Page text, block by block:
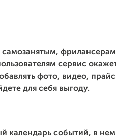
самозанятым,
сервис
фото, видео,
для себя выгоду.
календарь событий, в